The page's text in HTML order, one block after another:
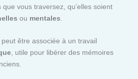
vous traversez, qu’elles soient
ou mentales
être associée à un travail
, utile pour libérer des mémoires